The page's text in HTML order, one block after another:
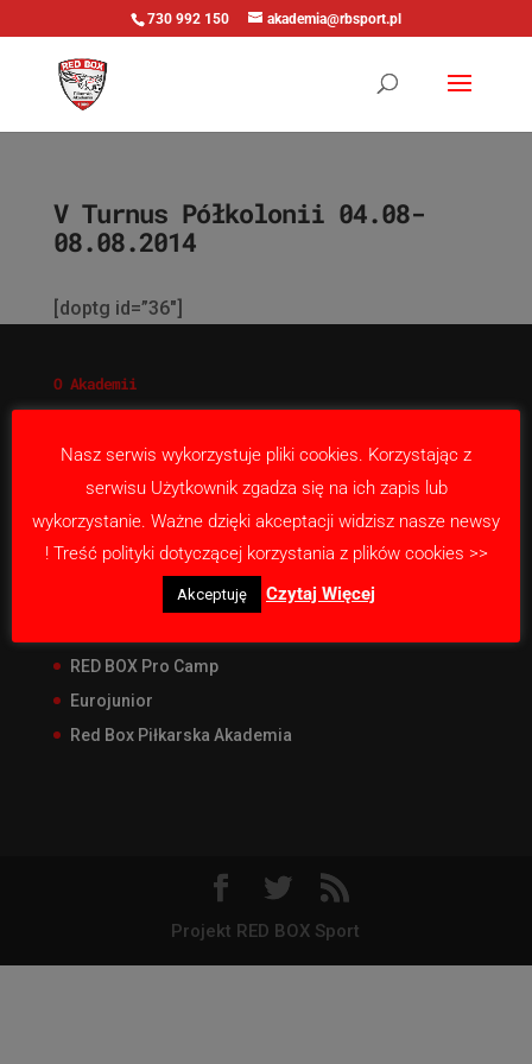
730 992 150 akademia@rbsport.pl
V Turnus Półkolonii 04.08-
08.08.2014
[doptg id=”36″]
O Akademii
Nasza misja
Kontakt
Nasze projekty
RED BOX Junior Liga
RED BOX Pro Camp
Eurojunior
Red Box Piłkarska Akademia
Projekt RED BOX Sport
Nasz serwis wykorzystuje pliki cookies. Korzystając z
serwisu Użytkownik zgadza się na ich zapis lub
wykorzystanie. Ważne dzięki akceptacji widzisz nasze newsy
! Treść polityki dotyczącej korzystania z plików cookies >>
Akceptuję Czytaj Więcej